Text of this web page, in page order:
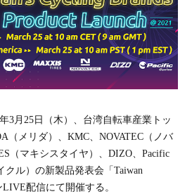
3月25日（木）、台湾自転車産業トッ
（メリダ）、KMC、NOVATEC（ノバ
（マキシスタイヤ）、DIZO、Pacific
クル）の新製品発表会「Taiwan
配信にて開催する。